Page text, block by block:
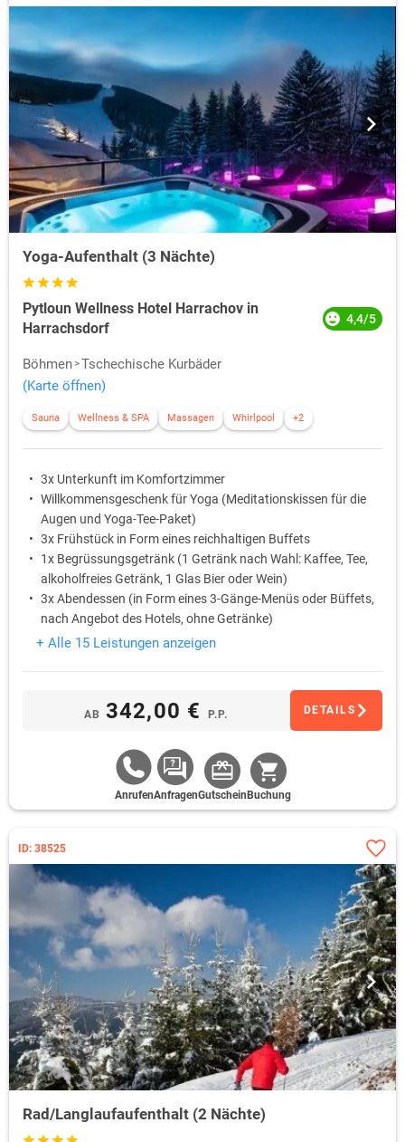
Yoga-Aufenthalt (3 Nächte)
Pytloun Wellness Hotel Harrachov in
Harrachsdorf
4,4/5
Böhmen Tschechische Kurbäder
(Karte öffnen)
Sauna Wellness & SPA Massagen Whirlpool +2
3x Unterkunft im Komfortzimmer
Willkommensgeschenk für Yoga (Meditationskissen für die
Augen und Yoga-Tee-Paket)
3x Frühstück in Form eines reichhaltigen Buffets
1x Begrüssungsgetränk (1 Getränk nach Wahl: Kaffee, Tee,
alkoholfreies Getränk, 1 Glas Bier oder Wein)
3x Abendessen (in Form eines 3-Gänge-Menüs oder Büffets,
nach Angebot des Hotels, ohne Getränke)
1x Anti-Stress-Massage von Rücken, Nacken und Kopf (30
+ Alle 15 Leistungen anzeigen
AB 342,00 € P.P. DETAILS
AnrufenAnfragenGutschein Buchung
ID: 38525
Rad/Langlaufaufenthalt (2 Nächte)